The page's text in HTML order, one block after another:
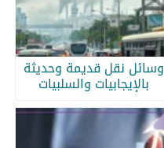
وسائل نقل قديمة وحديثة
بالإيجابيات والسلبيات